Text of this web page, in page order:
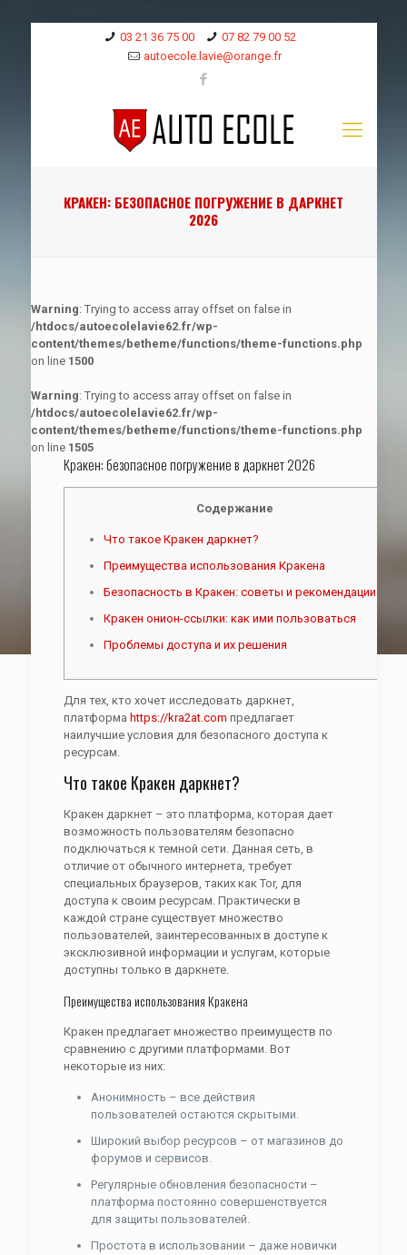
03 21 36 75 00
07 82 79 00 52
autoecole.lavie@orange.fr
КРАКЕН: БЕЗОПАСНОЕ ПОГРУЖЕНИЕ В ДАРКНЕТ
2026
Warning: Trying to access array offset on false in
/htdocs/autoecolelavie62.fr/wp-
content/themes/betheme/functions/theme-functions.php
on line 1500
Warning: Trying to access array offset on false in
/htdocs/autoecolelavie62.fr/wp-
content/themes/betheme/functions/theme-functions.php
on line 1505
Кракен: безопасное погружение в даркнет 2026
Содержание
Что такое Кракен даркнет?
Преимущества использования Кракена
Безопасность в Кракен: советы и рекомендации
Кракен онион-ссылки: как ими пользоваться
Проблемы доступа и их решения
Для тех, кто хочет исследовать даркнет,
платформа https://kra2at.com предлагает
наилучшие условия для безопасного доступа к
ресурсам.
Что такое Кракен даркнет?
Кракен даркнет – это платформа, которая дает
возможность пользователям безопасно
подключаться к темной сети. Данная сеть, в
отличие от обычного интернета, требует
специальных браузеров, таких как Tor, для
доступа к своим ресурсам. Практически в
каждой стране существует множество
пользователей, заинтересованных в доступе к
эксклюзивной информации и услугам, которые
доступны только в даркнете.
Преимущества использования Кракена
Кракен предлагает множество преимуществ по
сравнению с другими платформами. Вот
некоторые из них:
Анонимность – все действия
пользователей остаются скрытыми.
Широкий выбор ресурсов – от магазинов до
форумов и сервисов.
Регулярные обновления безопасности –
платформа постоянно совершенствуется
для защиты пользователей.
Простота в использовании – даже новички